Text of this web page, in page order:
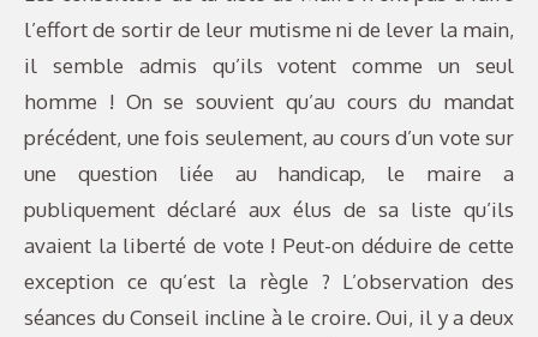
l’effort de sortir de leur mutisme ni de lever la main,
il semble admis qu’ils votent comme un seul
homme ! On se souvient qu’au cours du mandat
précédent, une fois seulement, au cours d’un vote sur
une question liée au handicap, le maire a
publiquement déclaré aux élus de sa liste qu’ils
avaient la liberté de vote ! Peut-on déduire de cette
exception ce qu’est la règle ? L’observation des
séances du Conseil incline à le croire. Oui, il y a deux